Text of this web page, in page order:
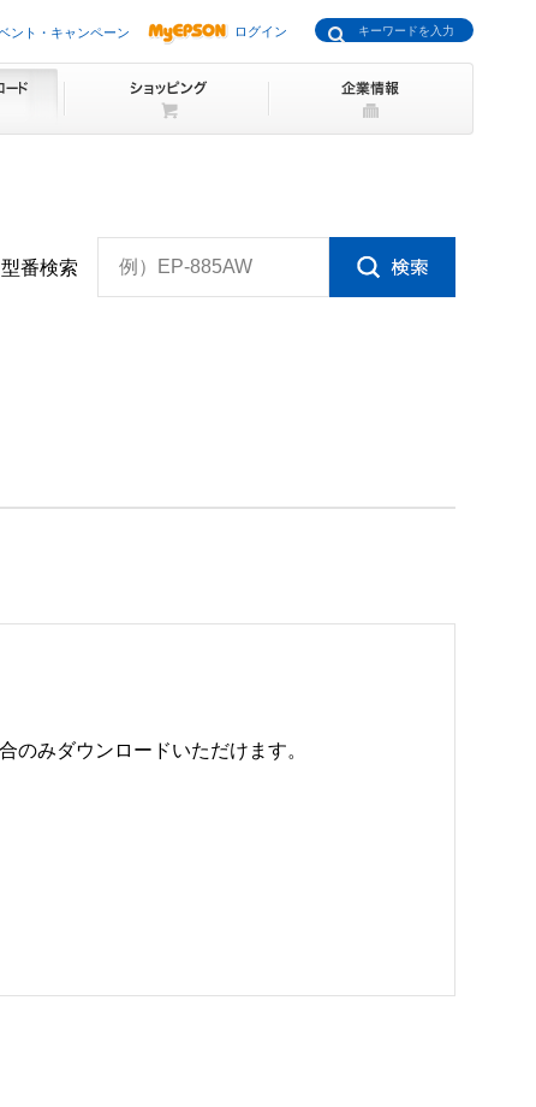
ント・キャンペーン ログイン
型番検索 例）EP-885AW
のみダウンロードいただけます。